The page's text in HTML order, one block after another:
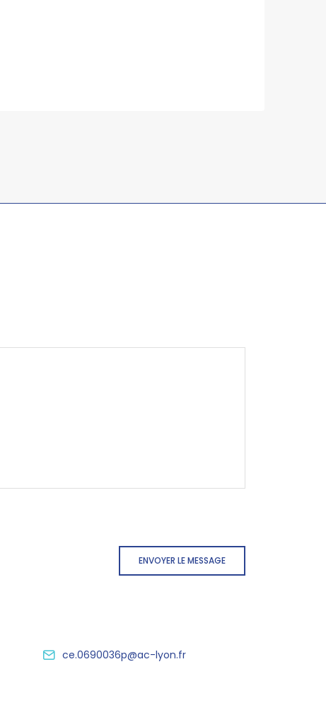
ENVOYER LE MESSAGE
ce.0690036p@ac-lyon.fr